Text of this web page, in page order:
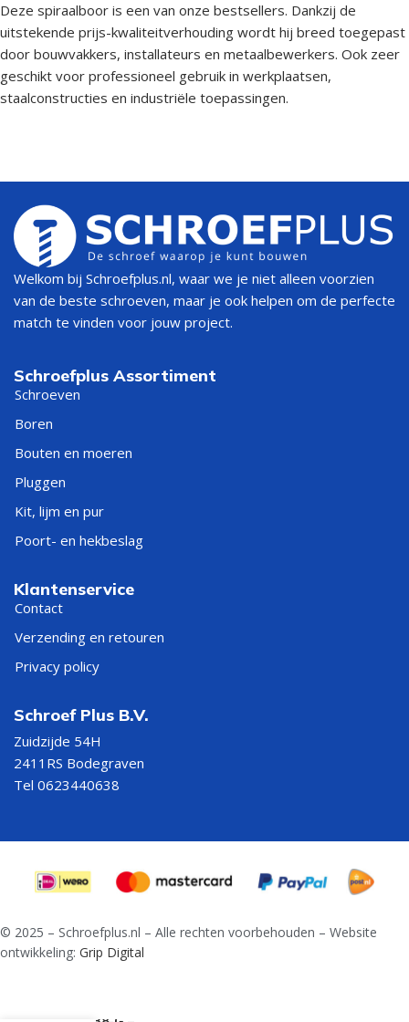
Deze spiraalboor is een van onze bestsellers. Dankzij de
uitstekende prijs-kwaliteitverhouding wordt hij breed toegepast
door bouwvakkers, installateurs en metaalbewerkers. Ook zeer
geschikt voor professioneel gebruik in werkplaatsen,
staalconstructies en industriële toepassingen.
Welkom bij Schroefplus.nl, waar we je niet alleen voorzien
van de beste schroeven, maar je ook helpen om de perfecte
match te vinden voor jouw project.
Schroefplus Assortiment
Schroeven
Boren
Bouten en moeren
Pluggen
Kit, lijm en pur
Poort- en hekbeslag
Klantenservice
Contact
Verzending en retouren
Privacy policy
Schroef Plus B.V.
Zuidzijde 54H
2411RS Bodegraven
Tel 0623440638
© 2025 – Schroefplus.nl – Alle rechten voorbehouden – Website
ontwikkeling: Grip Digital